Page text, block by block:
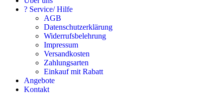
? Service/ Hilfe
AGB
Datenschutzerklärung
Widerrufsbelehrung
Impressum
Versandkosten
Zahlungsarten
Einkauf mit Rabatt
Angebote
Kontakt